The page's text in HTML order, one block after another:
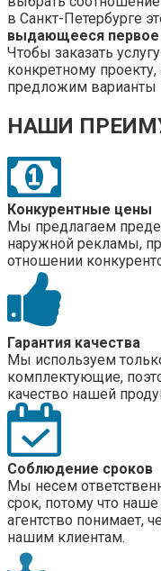
в Санкт-Петербурге
выдающееся первое
Чтобы заказать
конкретному
предложим
НАШИ
Конкурентные цены
Мы предлагаем
наружной рекламы,
отношении
Гарантия качества
Мы используем
комплектующие,
качество нашей
Соблюдение сроков
Мы несем
срок, потому что
агентство понимает,
нашим клиентам.